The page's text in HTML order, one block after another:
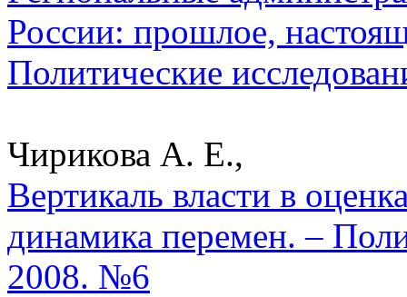
России: прошлое,
Политические
Чирикова А. Е.,
Вертикаль власти в
динамика перемен. –
2008. №6